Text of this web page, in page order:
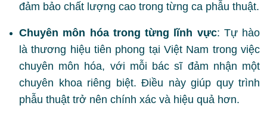
đảm bảo chất lượng cao trong từng ca phẫu thuật.
Chuyên môn hóa trong từng lĩnh vực: Tự hào
là thương hiệu tiên phong tại Việt Nam trong việc
chuyên môn hóa, với mỗi bác sĩ đảm nhận một
chuyên khoa riêng biệt. Điều này giúp quy trình
phẫu thuật trở nên chính xác và hiệu quả hơn.